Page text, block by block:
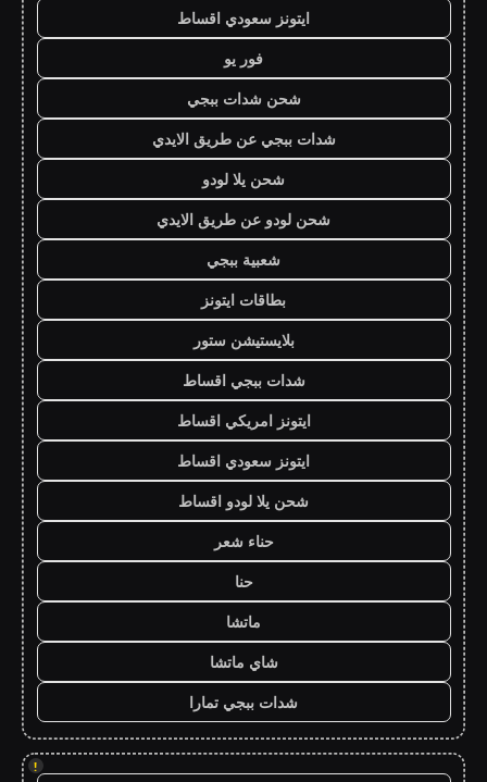
ايتونز سعودي اقساط
فور يو
شحن شدات ببجي
شدات ببجي عن طريق الايدي
شحن يلا لودو
شحن لودو عن طريق الايدي
شعبية ببجي
بطاقات ايتونز
بلايستيشن ستور
شدات ببجي اقساط
ايتونز امريكي اقساط
ايتونز سعودي اقساط
شحن يلا لودو اقساط
حناء شعر
حنا
ماتشا
شاي ماتشا
شدات ببجي تمارا
!